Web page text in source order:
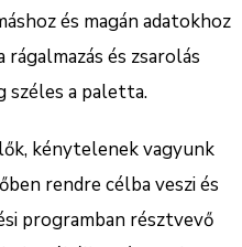
és magán adatokhoz
és zsarolás
széles a paletta.
kénytelenek vagyunk
rendre célba veszi és
programban résztvevő